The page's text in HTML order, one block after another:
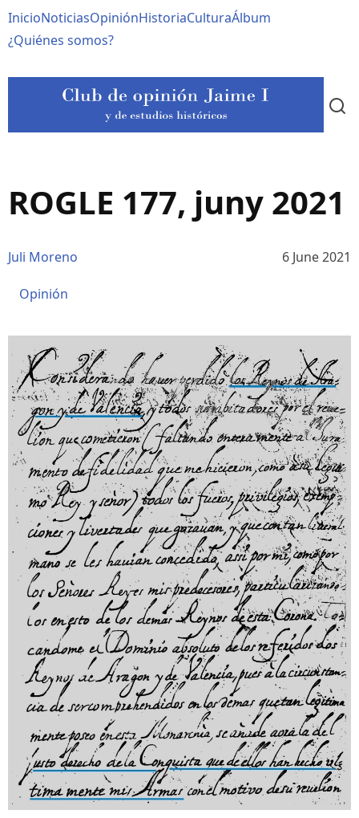
al
contenido
Navegación
principal
InicioNoticiasOpiniónHistoriaCulturaÁlbum
¿Quiénes somos?
ROGLE 177, juny 2021
Juli Moreno 6 June 2021
Opinión